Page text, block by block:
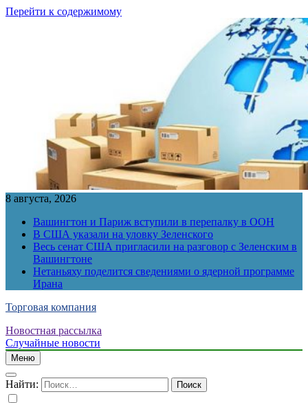
Перейти к содержимому
8 августа, 2026
Вашингтон и Париж вступили в перепалку в ООН
В США указали на уловку Зеленского
Весь сенат США пригласили на разговор с Зеленским в
Вашингтоне
Нетаньяху поделится сведениями о ядерной программе
Ирана
Торговая компания
Новостная рассылка
Случайные новости
Меню
Найти: